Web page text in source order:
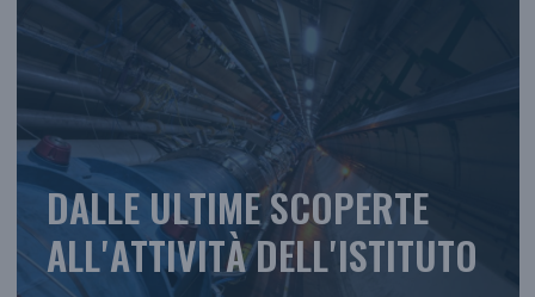
DALLE ULTIME SCOPERTE
ALL'ATTIVITÀ DELL'ISTITUTO